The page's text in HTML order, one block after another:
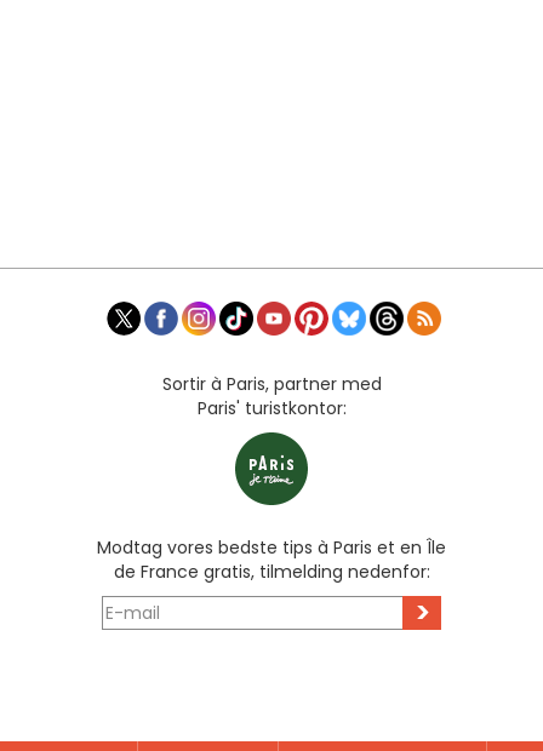
Sortir à Paris, partner med
Paris' turistkontor:
Modtag vores bedste tips à Paris et en Île
de France gratis, tilmelding nedenfor:
>